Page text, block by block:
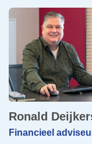
Ronald
Financieel